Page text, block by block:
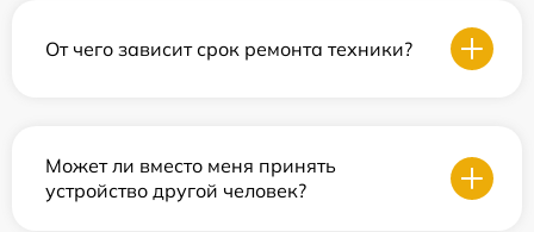
От чего зависит срок ремонта техники?
Может ли вместо меня принять
устройство другой человек?